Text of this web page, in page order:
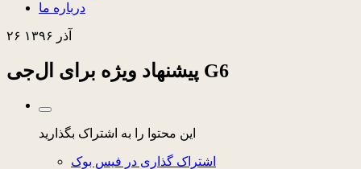
درباره ما
۲۶ آذر ۱۳۹۶
پیشنهاد ویژه برای ال‌جی G6
این محتوا را به اشتراک بگذارید
اشتراک گذاری در فیس بوک